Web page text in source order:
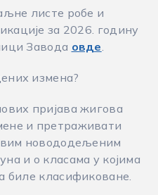
листе робе и
за 2026. годину
Завода овде.
измена?
пријава жигова
и претраживати
новододељеним
и о класама у којима
биле класификоване.